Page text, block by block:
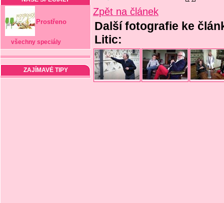
Prostřeno
všechny speciály
ZAJÍMAVÉ TIPY
Zpět na článek
Další fotografie ke
Litic: